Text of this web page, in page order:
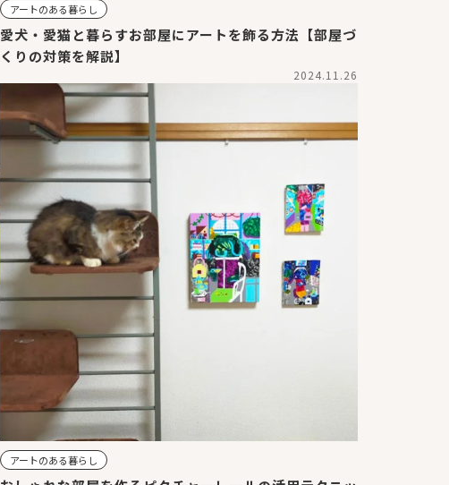
アートのある暮らし
愛犬・愛猫と暮らすお部屋にアートを飾る方法【部屋づ
くりの対策を解説】
2024.11.26
アートのある暮らし